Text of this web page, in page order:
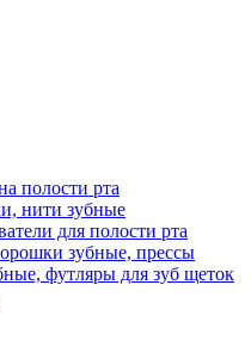
полости рта
нити зубные
для полости рта
зубные, прессы
футляры для зуб щеток